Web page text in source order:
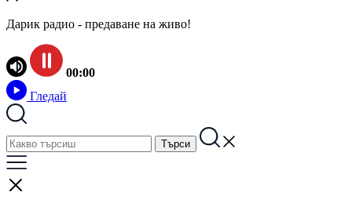
Дарик радио - предаване на живо!
00:00
Гледай